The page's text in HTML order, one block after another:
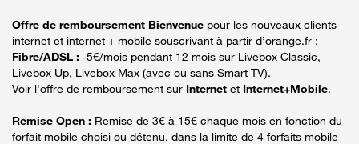
Offre de remboursement Bienvenue pour les nouveaux clients
internet et internet + mobile souscrivant à partir d’orange.fr :
Fibre/ADSL : -5€/mois pendant 12 mois sur Livebox Classic,
Livebox Up, Livebox Max (avec ou sans Smart TV).
Voir l'offre de remboursement sur Internet et Internet+Mobile.
Remise Open : Remise de 3€ à 15€ chaque mois en fonction du
forfait mobile choisi ou détenu, dans la limite de 4 forfaits mobile